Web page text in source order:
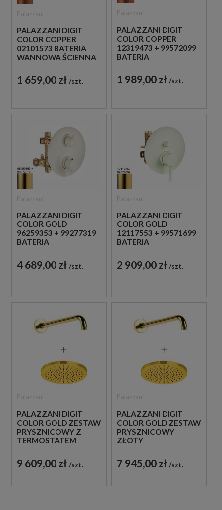
PALAZZANI DIGIT
COLOR COPPER
02101573 BATERIA
WANNOWA ŚCIENNA
MIEDZIANA
1 659,00 zł szt.
PALAZZANI DIGIT
COLOR COPPER
12319473 + 99572099
BATERIA
PODTYNKOWA
JEDNOUCHWYTOWA
1 989,00 zł szt.
PALAZZANI DIGIT
COLOR GOLD
96259353 + 99277319
BATERIA
TERMOSTATEM
ZŁOTA
4 689,00 zł szt.
PALAZZANI DIGIT
COLOR GOLD
12117553 + 99571699
BATERIA
ZŁOTA
2 909,00 zł szt.
PALAZZANI DIGIT
COLOR GOLD ZESTAW
PRYSZNICOWY Z
TERMOSTATEM
9 609,00 zł szt.
PALAZZANI DIGIT
COLOR GOLD ZESTAW
PRYSZNICOWY
ZŁOTY
7 945,00 zł szt.